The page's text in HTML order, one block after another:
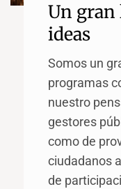
Un gran
ideas
Somos un
programas
nuestro
gestores
como de
ciudadanos
de